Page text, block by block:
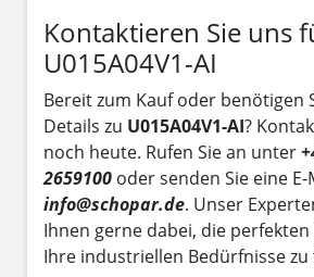
Kontaktieren Sie uns
U015A04V1-AI
Bereit zum Kauf oder benötigen
Details zu U015A04V1-AI?
noch heute. Rufen Sie an unter
2659100 oder senden Sie eine E-
info@schopar.de. Unser
Ihnen gerne dabei, die
Ihre industriellen Bedürfnisse zu